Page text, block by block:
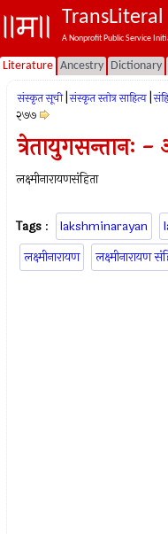
TransLiteral
A Nonprofit Public Service
Literature Ancestry Dictionary
संस्कृत सूची संस्कृत स्तोत्र साहित्य
२७७
त्रेतायुगसन्तानः
लक्ष्मीनारायणसंहिता
Tags : lakshminarayan
लक्ष्मीनारायण
लक्ष्मीनारायण